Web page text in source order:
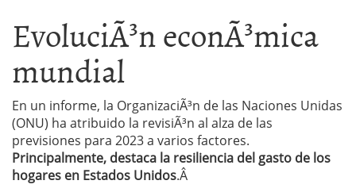
EvoluciÃ³n econÃ³mica
mundial
En un informe, la OrganizaciÃ³n de las Naciones Unidas
(ONU) ha atribuido la revisiÃ³n al alza de las
previsiones para 2023 a varios factores.
Principalmente, destaca la resiliencia del gasto de los
hogares en Estados Unidos.Â